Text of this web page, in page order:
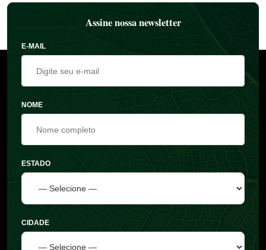
Assine nossa newsletter
E-MAIL
NOME
ESTADO
CIDADE